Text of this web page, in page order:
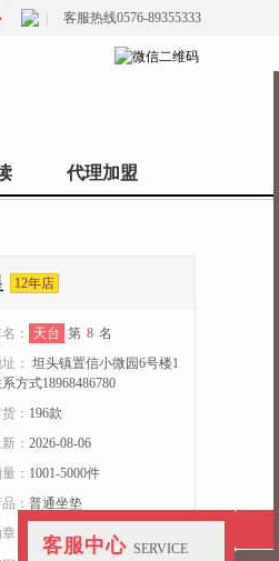
客服热线0576-89355333
代理加盟
12年店
： 天台 第 8 名
： 坦头镇置信小微园6号楼1
方式18968486780
： 196款
： 2026-08-06
： 1001-5000件
： 普通坐垫
：
代
客服中心 SERVICE